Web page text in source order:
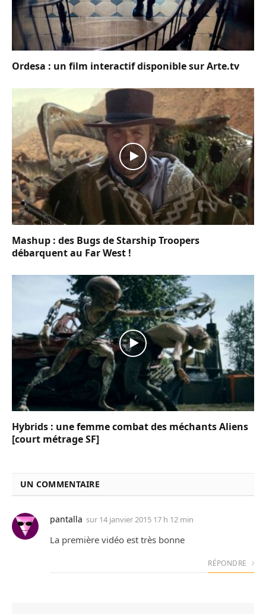
Ordesa : un film interactif disponible sur Arte.tv
Mashup : des Bugs de Starship Troopers
débarquent au Far West !
Hybrids : une femme combat des méchants Aliens
[court métrage SF]
UN COMMENTAIRE
pantalla sur 14 janvier 2015 17 h 12 min
La première vidéo est très bonne
RÉPONDRE